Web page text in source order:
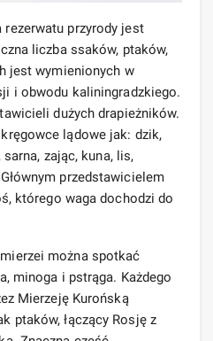
przyrody jest
liczba ssaków, ptaków,
jest wymienionych w
i obwodu kaliningradzkiego.
dużych drapieżników.
lądowe jak: dzik,
zając, kuna, lis,
przedstawicielem
którego waga dochodzi do
można spotkać
minoga i pstrąga. Każdego
Mierzeję Kurońską
ptaków, łączący Rosję z